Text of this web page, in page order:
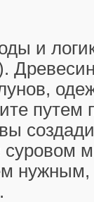
и
путем
нужным,